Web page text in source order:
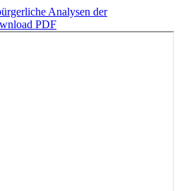
Analysen der
PDF